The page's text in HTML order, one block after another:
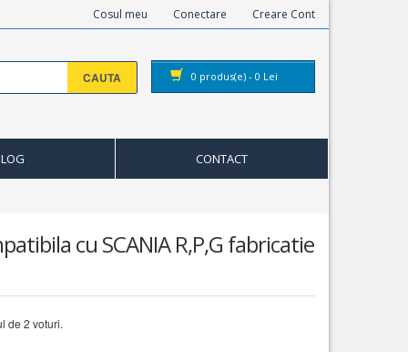
Cosul meu Conectare Creare Cont
CAUTA 0 produs(e) - 0 Lei
CONTACT
cu SCANIA R,P,G fabricatie
de2 voturi.